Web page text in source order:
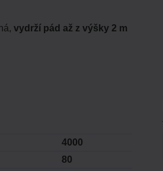
vydrží pád až z výšky 2 m
4000
80